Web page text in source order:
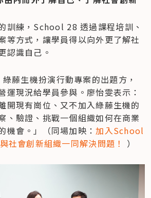
訓練，School 28 透過課程培訓、
等方式，讓學員得以向外更了解社
認識自己。
藤生機扮演行動專案的出題方，
運現況給學員參與。廖怡雯表示：
開現有崗位、又不加入綠藤生機的
、驗證、挑戰一個組織如何在商業
機會。」（同場加映：加入School
社會創新組織一同解決問題！
）